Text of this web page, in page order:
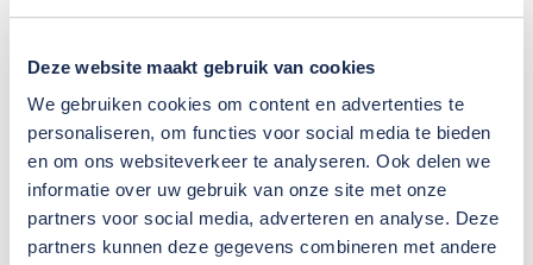
Deze website maakt gebruik van cookies
We gebruiken cookies om content en advertenties te
personaliseren, om functies voor social media te bieden
en om ons websiteverkeer te analyseren. Ook delen we
informatie over uw gebruik van onze site met onze
partners voor social media, adverteren en analyse. Deze
partners kunnen deze gegevens combineren met andere
vormgeving van deze site berust bij Gemiva. De
informatie op deze website kun je downloaden of
printen voor eigen gebruik. Wil je informatie
gebruiken of vermenigvuldigen voor andere
doeleinden? Vraag hiervoor eerst schriftelijk
toestemming via de afdeling Communicatie.